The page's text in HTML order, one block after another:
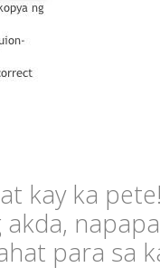
kay ka
para sa